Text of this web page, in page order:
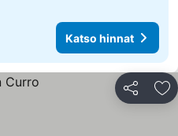
Katso hinnat
Jaa